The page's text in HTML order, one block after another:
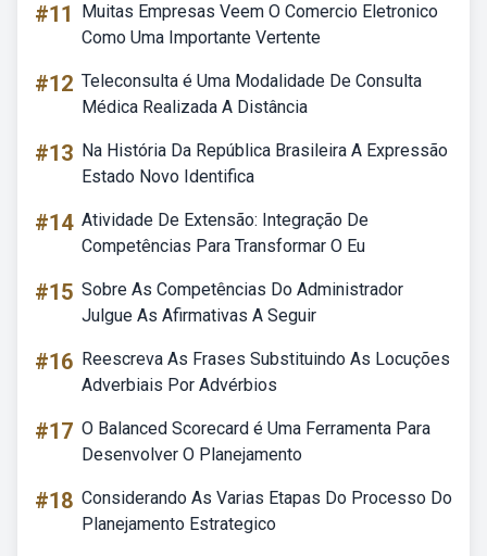
#11
Muitas Empresas Veem O Comercio Eletronico
Como Uma Importante Vertente
#12 Teleconsulta é Uma Modalidade De Consulta
Médica Realizada A Distância
#13 Na História Da República Brasileira A Expressão
Estado Novo Identifica
#14 Atividade De Extensão: Integração De
Competências Para Transformar O Eu
#15 Sobre As Competências Do Administrador
Julgue As Afirmativas A Seguir
#16 Reescreva As Frases Substituindo As Locuções
Adverbiais Por Advérbios
#17 O Balanced Scorecard é Uma Ferramenta Para
Desenvolver O Planejamento
#18 Considerando As Varias Etapas Do Processo Do
Planejamento Estrategico